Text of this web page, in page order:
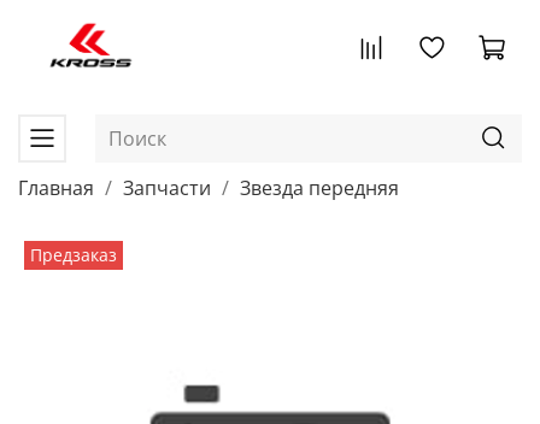
Главная Запчасти Звезда передняя
Предзаказ